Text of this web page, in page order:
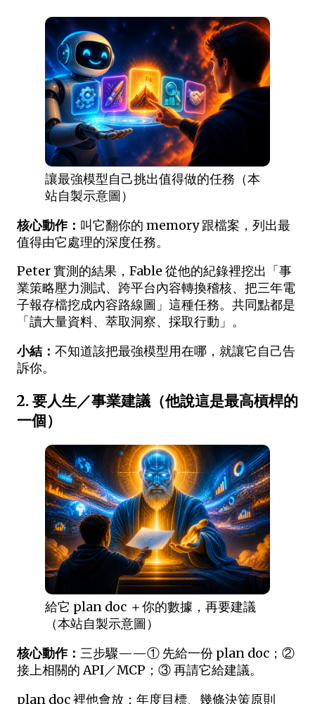
讓最強模型自己挑出值得做的任務（本
站自製示意圖）
核心動作： 叫它翻你的 memory 跟檔案，列出最
值得由它處理的深度任務。
Peter 實測的結果，Fable 從他的紀錄裡挖出「事
業策略壓力測試、跨平台內容轉換稽核、把三年電
子報存檔挖成內容路線圖」這種任務。共同點都是
「讀大量資料、萃取洞察、採取行動」。
小結： 不知道該把最強模型用在哪，就讓它自己告
訴你。
2. 要人生／事業建議（他說這是最高槓桿的
一個）
給它 plan doc ＋你的數據，再要建議
（本站自製示意圖）
核心動作： 三步驟——① 先給一份 plan doc；②
接上相關的 API／MCP；③ 再請它給建議。
plan doc 裡他會放：年度目標、幾條決策原則